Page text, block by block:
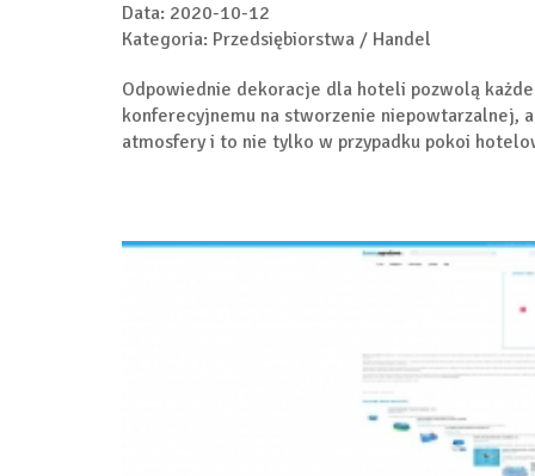
Data: 2020-10-12
Kategoria: Przedsiębiorstwa / Handel
Odpowiednie dekoracje dla hoteli pozwolą
konferecyjnemu na stworzenie niepowtarzalnej,
atmosfery i to nie tylko w przypadku pokoi